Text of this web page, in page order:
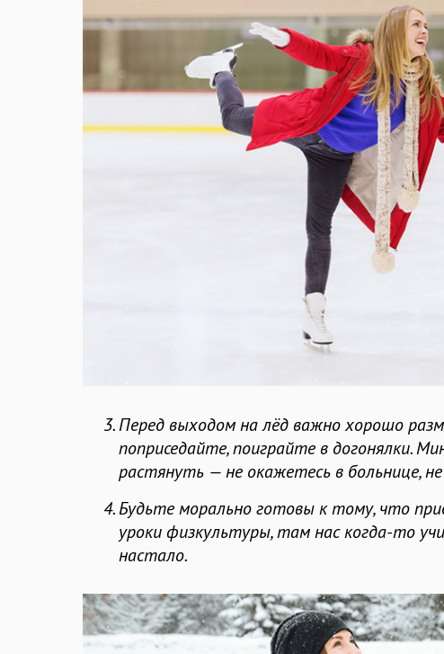
Перед выходом на лёд важно хорошо
поприседайте, поиграйте в догонялки.
растянуть — не окажетесь в больнице,
Будьте морально готовы к тому, что
уроки физкультуры, там нас когда-то
настало.